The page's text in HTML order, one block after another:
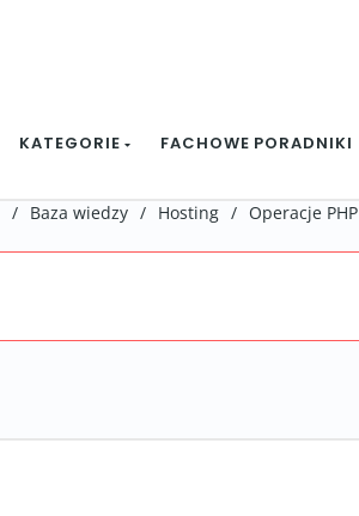
KATEGORIE FACHOWE PORADNIKI
/ Baza wiedzy / Hosting / Operacje PHP